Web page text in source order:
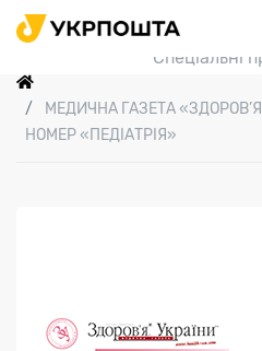
Пошук
Спеціальні
МЕДИЧНА ГАЗЕТА
НОМЕР «ПЕДІАТРІЯ»